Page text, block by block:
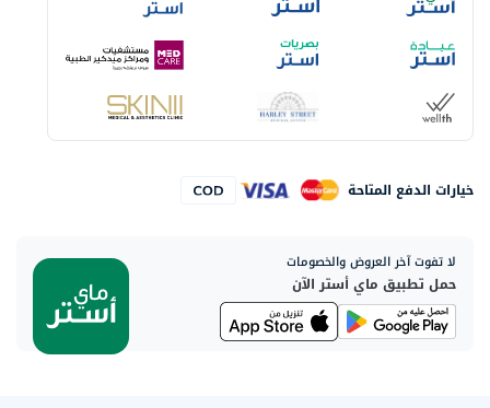
خيارات الدفع المتاحة
لا تفوت آخر العروض والخصومات
حمل تطبيق ماي أستر الآن